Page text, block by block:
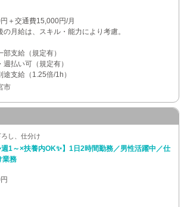
＋交通費15,000円/月
月給は、スキル・能力により考慮。
支給（規定有）
払い可（規定有）
支給（1.25倍/1h）
市
し、仕分け
週1～×扶養内OK✨】1日2時間勤務／男性活躍中／仕
業務